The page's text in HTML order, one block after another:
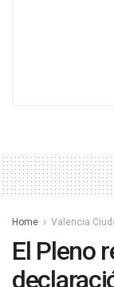
Home Valencia
El Pleno